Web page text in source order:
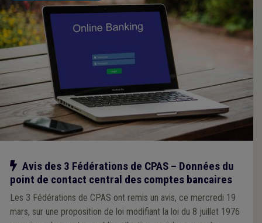
Notre action
Avis des 3 Fédérations de CPAS – Données du
point de contact central des comptes bancaires
Les 3 Fédérations de CPAS ont remis un avis, ce mercredi 19
mars, sur une proposition de loi modifiant la loi du 8 juillet 1976